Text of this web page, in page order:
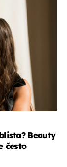
Beauty
često